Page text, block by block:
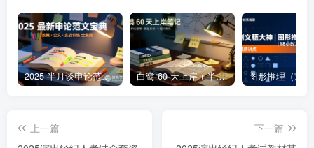
2025 半月谈申论范文宝典 | 236 页高分范文与深度点评，一本掌握公文 +大作文 +核心主题2025 半月谈申论范文宝典：236 页范文 + 实战训练 +高分模板 白鹭 60 天上岸＋半月谈整体笔记集结 | 2024–2025 年申论思维全盘梳理白鹭半月谈申论笔记全集：60天上岸＋大作文＋小题＋解题总结
上一篇
下一篇